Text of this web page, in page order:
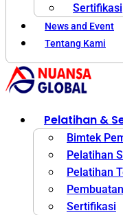
Sertifikasi
News and Event
Tentang Kami
Pelatihan &
Bimtek
Pelatihan
Pelatihan
Sertifikasi